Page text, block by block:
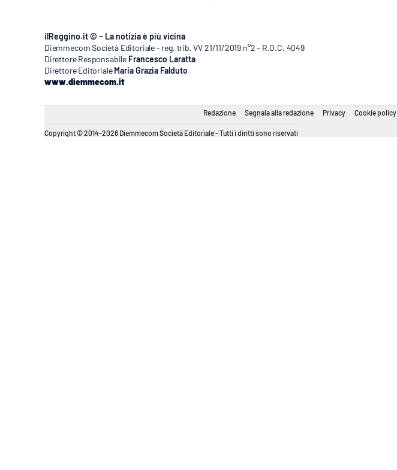
ilReggino.it © – La notizia è più vicina
Diemmecom Società Editoriale - reg. trib. VV 21/11/2019 n°2 - R.O.C. 4049
Direttore Responsabile Francesco Laratta
Direttore Editoriale Maria Grazia Falduto
www.diemmecom.it
Redazione Segnala alla redazione Privacy Cookie policy
Copyright © 2014-2026 Diemmecom Società Editoriale - Tutti i diritti sono riservati